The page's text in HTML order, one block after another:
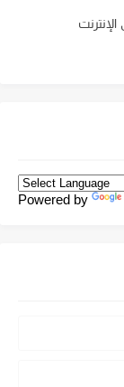
Powered by